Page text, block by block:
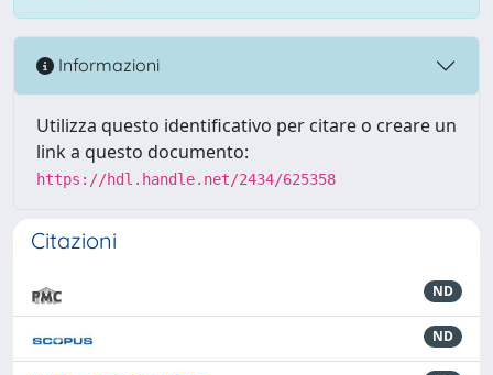
Informazioni
Utilizza questo identificativo per citare o creare un
link a questo documento:
https://hdl.handle.net/2434/625358
Citazioni
ND
ND